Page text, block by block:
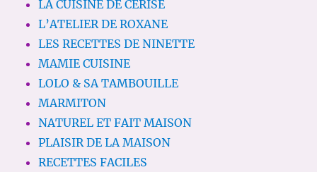
LA CUISINE DE CERISE
L’ATELIER DE ROXANE
LES RECETTES DE NINETTE
MAMIE CUISINE
LOLO & SA TAMBOUILLE
MARMITON
NATUREL ET FAIT MAISON
PLAISIR DE LA MAISON
RECETTES FACILES